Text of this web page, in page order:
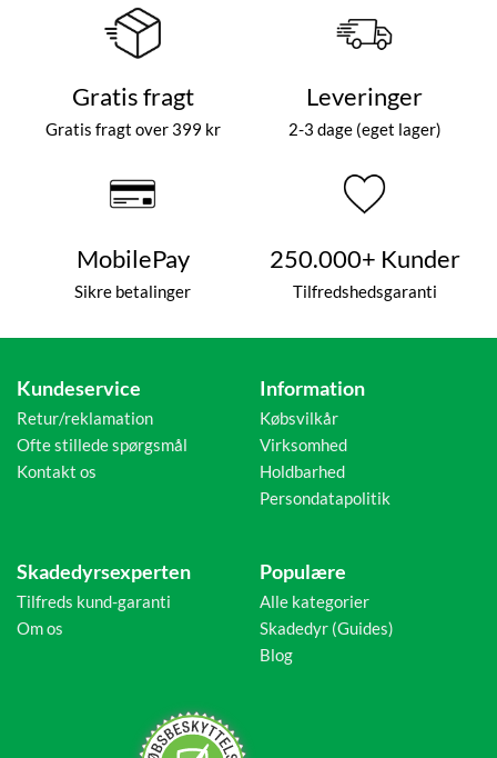
Gratis fragt
Gratis fragt over 399 kr
Leveringer
2-3 dage (eget lager)
MobilePay
Sikre betalinger
250.000+ Kunder
Tilfredshedsgaranti
Kundeservice
Retur/reklamation
Ofte stillede spørgsmål
Kontakt os
Information
Købsvilkår
Virksomhed
Holdbarhed
Persondatapolitik
Skadedyrsexperten
Tilfreds kund-garanti
Om os
Populære
Alle kategorier
Skadedyr (Guides)
Blog